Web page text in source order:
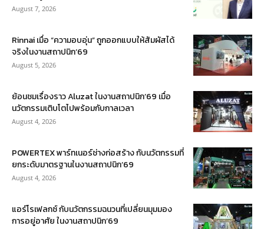
August 7, 2026
Rinnai เมื่อ “ความอบอุ่น” ถูกออกแบบให้สัมผัสได้
จริงในงานสถาปนิก’69
August 5, 2026
ย้อนชมเรื่องราว Aluzat ในงานสถาปนิก’69 เมื่อ
นวัตกรรมเติบโตไปพร้อมกับกาลเวลา
August 4, 2026
POWERTEX พาร์ทเนอร์ช่างก่อสร้าง กับนวัตกรรมที่
ยกระดับมาตรฐานในงานสถาปนิก’69
August 4, 2026
แอร์โรเฟลกซ์ กับนวัตกรรมฉนวนที่เปลี่ยนมุมมอง
การอยู่อาศัย ในงานสถาปนิก’69